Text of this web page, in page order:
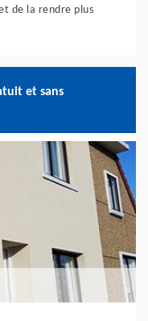
de la rendre plus
et sans